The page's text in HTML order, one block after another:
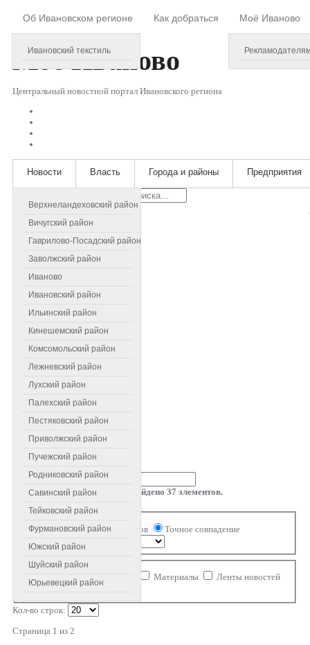
Об Ивановском регионе
Ивановский текстиль
Как добраться Моё Иваново
МоёИваново
Центральный новостной портал Ивановского региона
Новости
Верхнеландеховский район
Вичугский район
Гаврилово-Посадский район
Заволжский район
Иваново
Ивановский район
Ильинский район
Кинешемский район
Комсомольский район
Лежневский район
Лухский район
Палехский район
Пестяковский район
Приволжский район
Пучежский район
Родниковский район
Савинский район
Тейковский район
Фурмановский район
Южский район
Шуйский район
Юрьевецкий район
Власть Города и районы Предприятия
Поиск Результаты поиска: найдено 37 элементов.
Совпадение
Все слова
Любое из слов
Точное совпадение
Порядок
Ограничение области поиска
Категории
Материалы
Ленты новостей
Кол-во строк:
Страница 1 из 2